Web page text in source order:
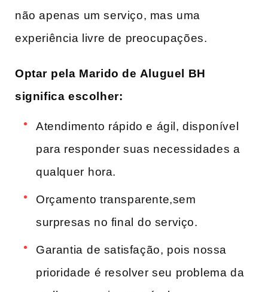
não apenas um serviço, mas uma
experiência livre de preocupações.
Optar⁤ pela Marido de ⁤Aluguel BH
significa escolher:
Atendimento rápido e ágil, ​disponível
para responder suas necessidades a‌
qualquer ⁤hora.
Orçamento transparente,sem
surpresas no ‍final⁣ do serviço.
Garantia ⁢de satisfação, pois nossa
prioridade é resolver seu problema da